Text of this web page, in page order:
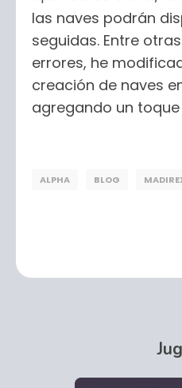
las naves podrán
seguidas. Entre
errores, he
creación de naves
agregando un
ALPHA BLOG